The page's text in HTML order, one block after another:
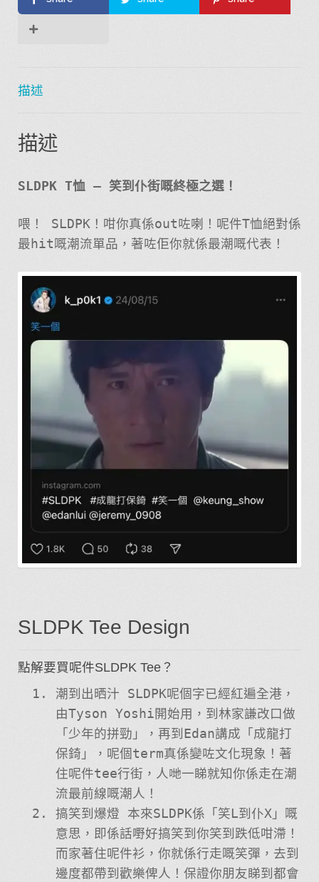
描述
描述
SLDPK T恤 – 笑到仆街嘅終極之選！
喂！ SLDPK！咁你真係out咗喇！呢件T恤絕對係
最hit嘅潮流單品，著咗佢你就係最潮嘅代表！
SLDPK Tee Design
點解要買呢件SLDPK Tee？
潮到出晒汁 SLDPK呢個字已經紅遍全港，
由Tyson Yoshi開始用，到林家謙改口做
「少年的拼勁」，再到Edan講成「成龍打
保錡」，呢個term真係變咗文化現象！著
住呢件tee行街，人哋一睇就知你係走在潮
流最前線嘅潮人！
搞笑到爆燈 本來SLDPK係「笑L到仆X」嘅
意思，即係話嘢好搞笑到你笑到跌低咁滯！
而家著住呢件衫，你就係行走嘅笑彈，去到
邊度都帶到歡樂俾人！保證你朋友睇到都會